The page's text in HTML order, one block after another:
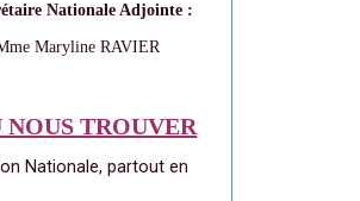
Nationale Adjointe :
Maryline RAVIER
NOUS TROUVER
Nationale, partout en